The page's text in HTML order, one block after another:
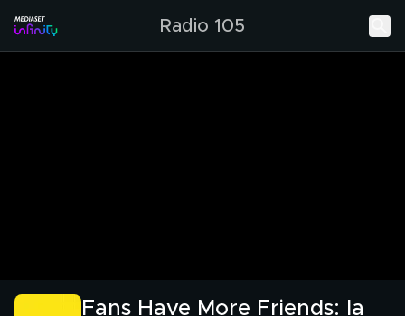
Radio 105
Fans Have More Friends: la